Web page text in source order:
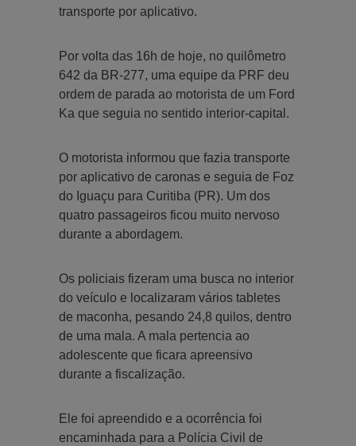
transporte por aplicativo.
Por volta das 16h de hoje, no quilômetro
642 da BR-277, uma equipe da PRF deu
ordem de parada ao motorista de um Ford
Ka que seguia no sentido interior-capital.
O motorista informou que fazia transporte
por aplicativo de caronas e seguia de Foz
do Iguaçu para Curitiba (PR). Um dos
quatro passageiros ficou muito nervoso
durante a abordagem.
Os policiais fizeram uma busca no interior
do veículo e localizaram vários tabletes
de maconha, pesando 24,8 quilos, dentro
de uma mala. A mala pertencia ao
adolescente que ficara apreensivo
durante a fiscalização.
Ele foi apreendido e a ocorrência foi
encaminhada para a Polícia Civil de